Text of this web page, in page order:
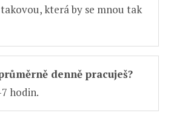
která by se mnou tak
denně pracuješ?
hodin.